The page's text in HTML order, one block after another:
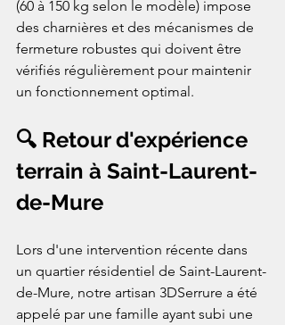
(60 à 150 kg selon le modèle) impose
des charnières et des mécanismes de
fermeture robustes qui doivent être
vérifiés régulièrement pour maintenir
un fonctionnement optimal.
🔍 Retour d'expérience
terrain à Saint-Laurent-
de-Mure
Lors d'une intervention récente dans
un quartier résidentiel de Saint-Laurent-
de-Mure, notre artisan 3DSerrure a été
appelé par une famille ayant subi une